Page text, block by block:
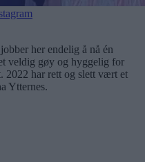
her endelig å nå én
veldig gøy og hyggelig for
2022 har rett og slett vært et
Ytternes.